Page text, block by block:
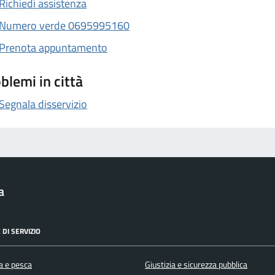
assistenza
verde 0695995160
appuntamento
in città
disservizio
DI SERVIZIO
e pesca Giustizia e sicurezza pubblica